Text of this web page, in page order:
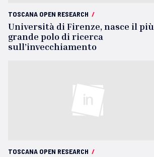
TOSCANA OPEN RESEARCH /
Università di Firenze, nasce il più
grande polo di ricerca
sull’invecchiamento
TOSCANA OPEN RESEARCH /